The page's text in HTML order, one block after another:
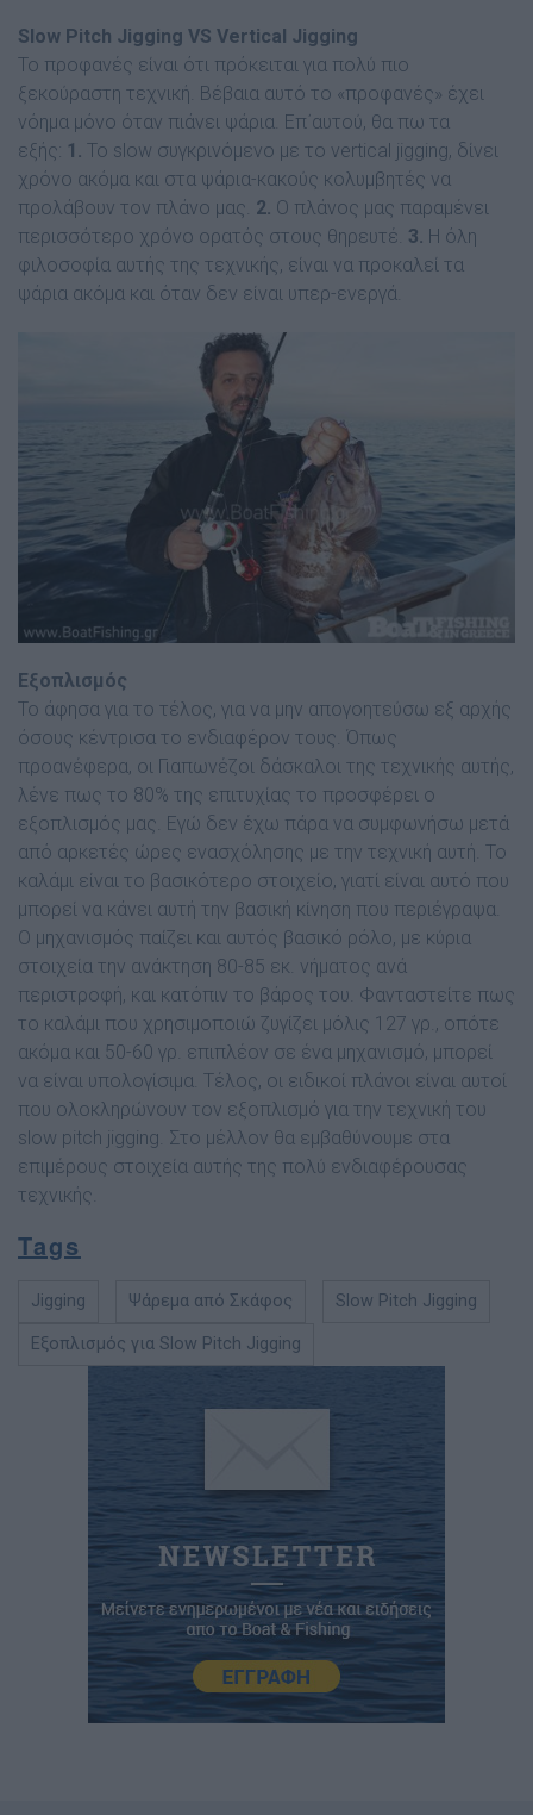
Slow Pitch Jigging VS Vertical Jigging
Το προφανές είναι ότι πρόκειται για πολύ πιο
ξεκούραστη τεχνική. Βέβαια αυτό το «προφανές» έχει
νόηµα µόνο όταν πιάνει ψάρια. Επ΄αυτού, θα πω τα
εξής: 1. Το slow συγκρινόµενο µε το vertical jigging, δίνει
χρόνο ακόµα και στα ψάρια-κακούς κολυµβητές να
προλάβουν τον πλάνο µας. 2. O πλάνος µας παραµένει
περισσότερο χρόνο ορατός στους θηρευτέ. 3. Η όλη
φιλοσοφία αυτής της τεχνικής, είναι να προκαλεί τα
ψάρια ακόµα και όταν δεν είναι υπερ-ενεργά.
Εξοπλισµός
Το άφησα για το τέλος, για να µην απογοητεύσω εξ αρχής
όσους κέντρισα το ενδιαφέρον τους. Όπως
προανέφερα, οι Γιαπωνέζοι δάσκαλοι της τεχνικής αυτής,
λένε πως το 80% της επιτυχίας το προσφέρει ο
εξοπλισµός µας. Εγώ δεν έχω πάρα να συµφωνήσω µετά
από αρκετές ώρες ενασχόλησης µε την τεχνική αυτή. Το
καλάµι είναι το βασικότερο στοιχείο, γιατί είναι αυτό που
µπορεί να κάνει αυτή την βασική κίνηση που περιέγραψα.
Ο µηχανισµός παίζει και αυτός βασικό ρόλο, µε κύρια
στοιχεία την ανάκτηση 80-85 εκ. νήµατος ανά
περιστροφή, και κατόπιν το βάρος του. Φανταστείτε πως
το καλάµι που χρησιµοποιώ ζυγίζει µόλις 127 γρ., οπότε
ακόµα και 50-60 γρ. επιπλέον σε ένα µηχανισµό, µπορεί
να είναι υπολογίσιµα. Τέλος, οι ειδικοί πλάνοι είναι αυτοί
που ολοκληρώνουν τον εξοπλισµό για την τεχνική του
slow pitch jigging. Στο µέλλον θα εµβαθύνουµε στα
επιµέρους στοιχεία αυτής της πολύ ενδιαφέρουσας
τεχνικής.
Tags
Jigging Ψάρεμα από Σκάφος Slow Pitch Jigging
Εξοπλισμός για Slow Pitch Jigging